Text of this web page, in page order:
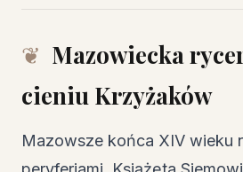
Mazowiecka
cieniu Krzyżaków
Mazowsze końca XIV wieku